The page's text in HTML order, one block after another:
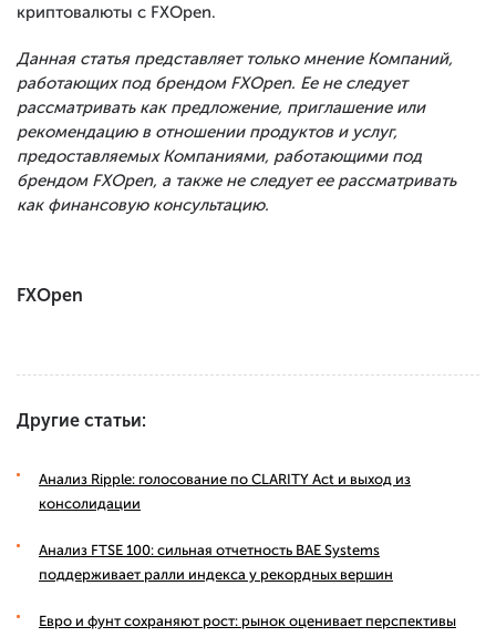
криптовалюты с FXOpen.
Данная статья представляет только мнение Компаний,
работающих под брендом FXOpen. Ее не следует
рассматривать как предложение, приглашение или
рекомендацию в отношении продуктов и услуг,
предоставляемых Компаниями, работающими под
брендом FXOpen, а также не следует ее рассматривать
как финансовую консультацию.
FXOpen
Другие статьи:
Анализ Ripple: голосование по CLARITY Act и выход из
консолидации
Анализ FTSE 100: сильная отчетность BAE Systems
поддерживает ралли индекса у рекордных вершин
Евро и фунт сохраняют рост: рынок оценивает перспективы